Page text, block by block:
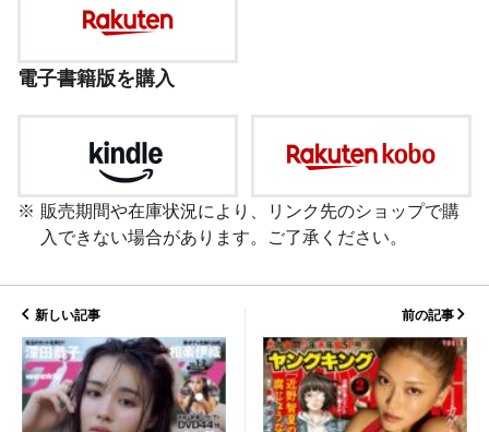
電子書籍版を購入
販売期間や在庫状況により、リンク先のショップで購
入できない場合があります。ご了承ください。
新しい記事 前の記事